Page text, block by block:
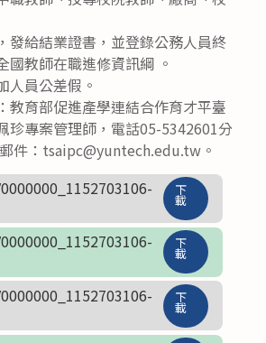
發給結業證書，並登錄公務人員終
國教師在職進修資訊綱 。
人員公差假。
教育部促進產學連結合作育才平臺
珍專案管理師，電話05-5342601分
件：tsaipc@yuntech.edu.tw。
下
載
下
載
下
載